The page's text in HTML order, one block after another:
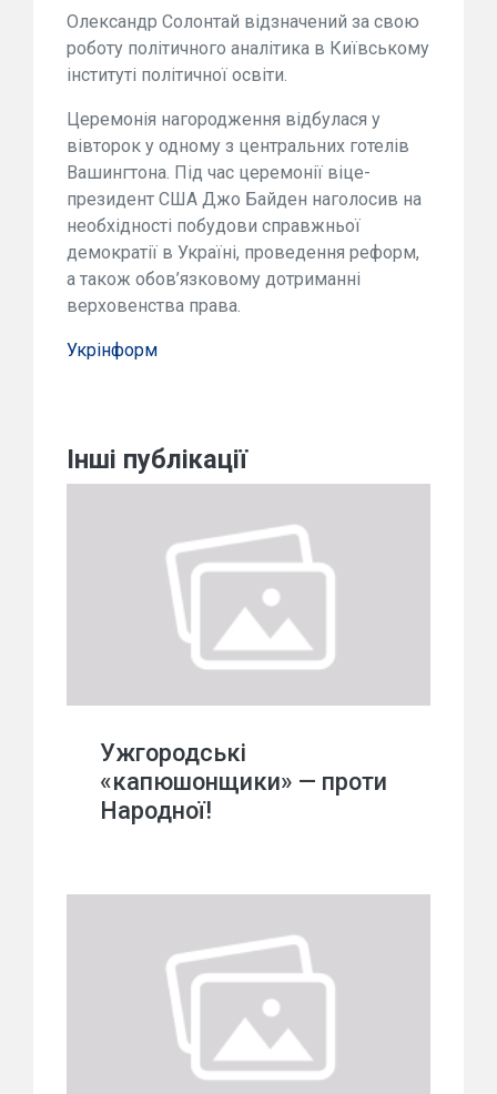
Олександр Солонтай відзначений за свою
роботу політичного аналітика в Київському
інституті політичної освіти.
Церемонія нагородження відбулася у
вівторок у одному з центральних готелів
Вашингтона. Під час церемонії віце-
президент США Джо Байден наголосив на
необхідності побудови справжньої
демократії в Україні, проведення реформ,
а також обов’язковому дотриманні
верховенства права.
Укрінформ
Інші публікації
Ужгородські
«капюшонщики» — проти
Народної!